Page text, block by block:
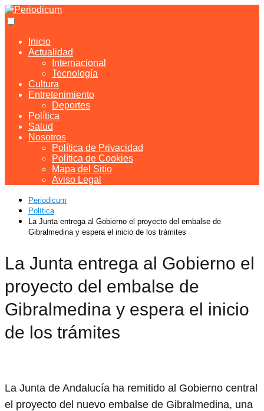
Inicio
Actualidad
Internacional
Tecnología
Cultura
Entretenimiento
Deportes
Política
Salud
Nosotros
Política de Privacidad
Política de Cookies
Mapa del Sitio
Aviso Legal
Periodicum
Política
La Junta entrega al Gobierno el proyecto del embalse de
Gibralmedina y espera el inicio de los trámites
La Junta entrega al Gobierno el
proyecto del embalse de
Gibralmedina y espera el inicio
de los trámites
La Junta de Andalucía ha remitido al Gobierno central
el proyecto del nuevo embalse de Gibralmedina, una